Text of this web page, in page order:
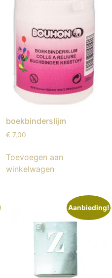
boekbinderslijm
€ 7,00
Toevoegen aan
winkelwagen
Aanbieding!